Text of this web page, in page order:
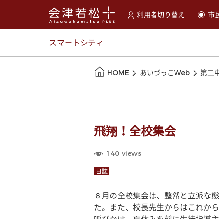
利用者切り替え
選択すると利用者の切替市
スマートシティ
HOME あいづっこWeb 第二
飛翔！全校集会
140 views
日誌
６月の全校集会は、整然と立派な
た。また、校長先生からはこれか